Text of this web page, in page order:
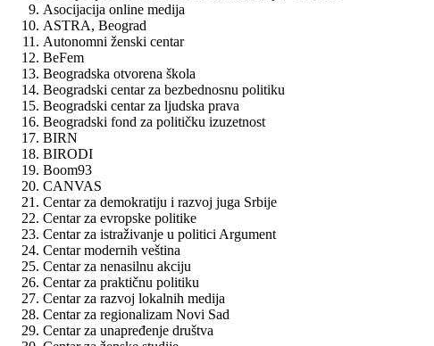
Asocijacija online medija
ASTRA, Beograd
Autonomni ženski centar
BeFem
Beogradska otvorena škola
Beogradski centar za bezbednosnu politiku
Beogradski centar za ljudska prava
Beogradski fond za političku izuzetnost
BIRN
BIRODI
Boom93
CANVAS
Centar za demokratiju i razvoj juga Srbije
Centar za evropske politike
Centar za istraživanje u politici Argument
Centar modernih veština
Centar za nenasilnu akciju
Centar za praktičnu politiku
Centar za razvoj lokalnih medija
Centar za regionalizam Novi Sad
Centar za unapređenje društva